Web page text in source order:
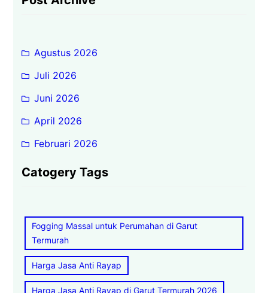
Agustus 2026
Juli 2026
Juni 2026
April 2026
Februari 2026
Catogery Tags
Fogging Massal untuk Perumahan di Garut
Termurah
Harga Jasa Anti Rayap
Harga Jasa Anti Rayap di Garut Termurah 2026